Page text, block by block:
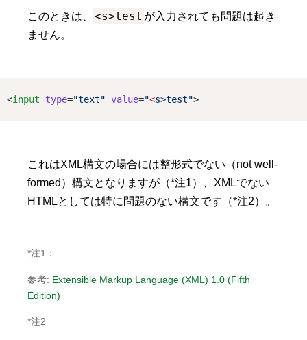
このときは、 <s>test が入力されても問題は起き
ません。
<input type="text" value="<s>test">
これはXML構文の場合には整形式でない（not well-
formed）構文となりますが（*注1）、XMLでない
HTMLとしては特に問題のない構文です（*注2）。
*注1：
参考: Extensible Markup Language (XML) 1.0 (Fifth
Edition)
*注2